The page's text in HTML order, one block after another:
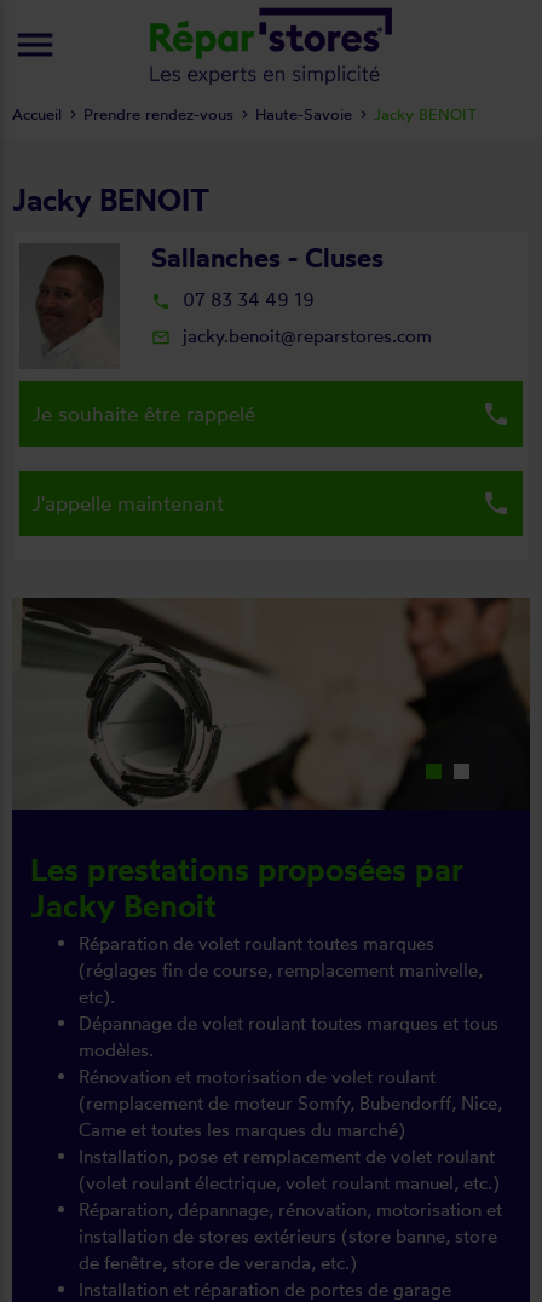
Accueil Prendre rendez-vous Haute-Savoie Jacky BENOIT
Jacky BENOIT
Sallanches - Cluses
local_phone 07 83 34 49 19
mail_outline jacky.benoit@reparstores.com
Je souhaite être rappelé local_phone
J'appelle maintenant local_phone
Les prestations proposées par
Jacky Benoit
Réparation de volet roulant toutes marques
(réglages fin de course, remplacement manivelle,
etc).
Dépannage de volet roulant toutes marques et tous
modèles.
Rénovation et motorisation de volet roulant
(remplacement de moteur Somfy, Bubendorff, Nice,
Came et toutes les marques du marché)
Installation, pose et remplacement de volet roulant
(volet roulant électrique, volet roulant manuel, etc.)
Réparation, dépannage, rénovation, motorisation et
installation de stores extérieurs (store banne, store
de fenêtre, store de veranda, etc.)
Installation et réparation de portes de garage
menu